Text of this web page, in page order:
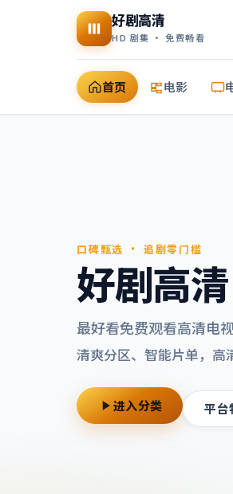
好剧高清
HD 剧集 · 免费畅看
首页 电影
口碑甄选 · 追剧零门槛
好剧高清
最好看免费观看高清电
清爽分区、智能片单，高
进入分类 平台